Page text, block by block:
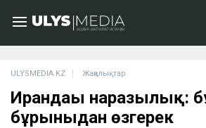
ULYSMEDIA.KZ Жаңалықтар
Ирандағы наразылық:
бұрынғыдан өзгерек